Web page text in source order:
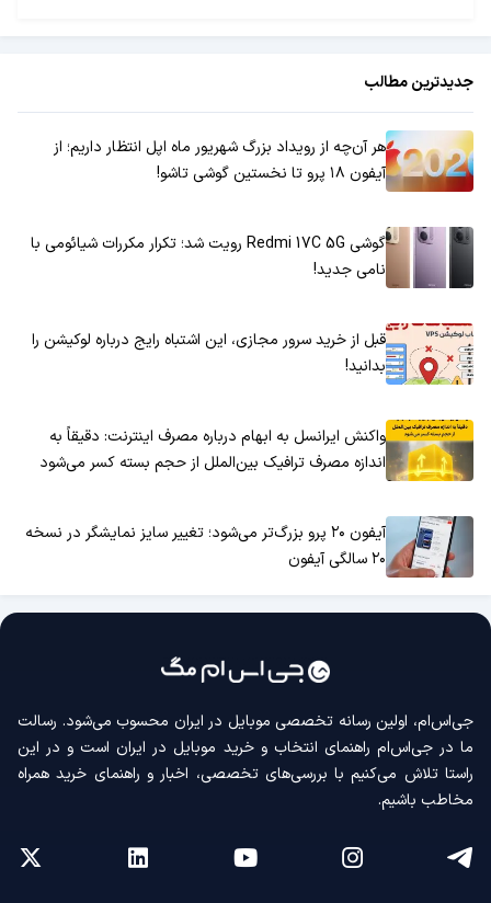
جدیدترین مطالب
هر آن‌چه از رویداد بزرگ شهریور ماه اپل انتظار داریم؛ از
آیفون ۱۸ پرو تا نخستین گوشی تاشو!
گوشی Redmi 17C 5G رویت شد؛ تکرار مکررات شیائومی با
نامی جدید!
قبل از خرید سرور مجازی، این اشتباه رایج درباره لوکیشن را
بدانید!
واکنش ایرانسل به ابهام درباره مصرف اینترنت: دقیقاً به
اندازه مصرف ترافیک بین‌الملل از حجم بسته کسر می‌شود
آیفون ۲۰ پرو بزرگ‌تر می‌شود؛ تغییر سایز نمایشگر در نسخه
۲۰ سالگی آیفون
جی‌اس‌ام، اولین رسانه‌ تخصصی موبایل در ایران محسوب می‌شود. رسالت
ما در جی‌اس‌ام راهنمای انتخاب و خرید موبایل در ایران است و در این
راستا تلاش می‌کنیم با بررسی‌های تخصصی، اخبار و راهنمای خرید همراه
مخاطب باشیم.